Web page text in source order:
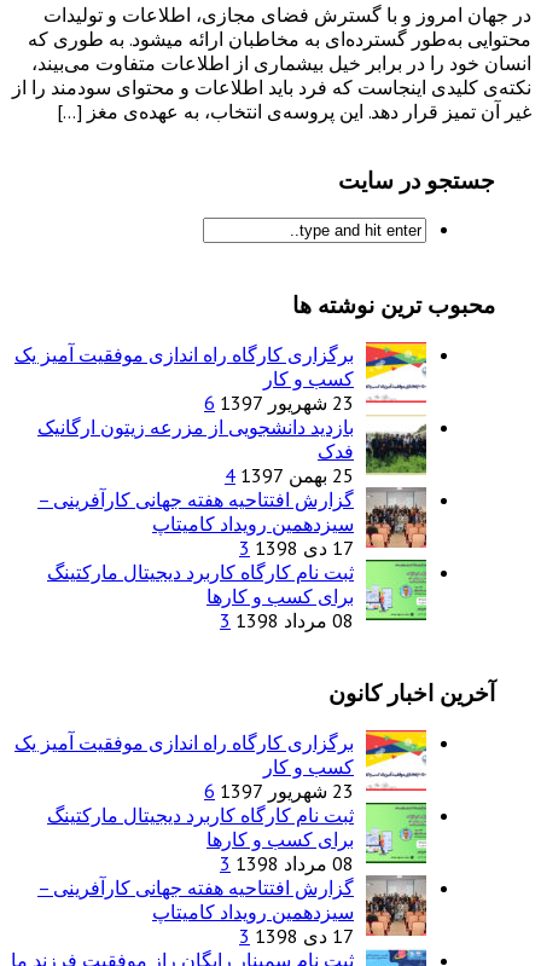
در جهان امروز و با گسترش فضای مجازی، اطلاعات و تولیدات
محتوایی به‌طور گسترده‌ای به مخاطبان ارائه میشود. به طوری که
انسان خود را در برابر خیل بیشماری از اطلاعات متفاوت می‌بیند،
نکته‌ی کلیدی اینجاست که فرد باید اطلاعات و محتوای سودمند را از
غیر آن تمیز قرار دهد. این پروسه‌ی انتخاب، به عهده‌ی مغز […]
جستجو در سایت
محبوب ترین نوشته ها
برگزاری کارگاه راه اندازی موفقیت آمیز یک
کسب و کار
23 شهریور 1397
6
بازدید دانشجویی از مزرعه زیتون ارگانیک
فدک
25 بهمن 1397
4
گزارش افتتاحیه هفته جهانی کارآفرینی –
سیزدهمین رویداد کامیتاپ
17 دی 1398
3
ثبت نام کارگاه کاربرد دیجیتال مارکتینگ
برای کسب و کارها
08 مرداد 1398
3
آخرین اخبار کانون
برگزاری کارگاه راه اندازی موفقیت آمیز یک
کسب و کار
23 شهریور 1397
6
ثبت نام کارگاه کاربرد دیجیتال مارکتینگ
برای کسب و کارها
08 مرداد 1398
3
گزارش افتتاحیه هفته جهانی کارآفرینی –
سیزدهمین رویداد کامیتاپ
17 دی 1398
3
ثبت نام سمینار رایگان راز موفقیت فرزند ما